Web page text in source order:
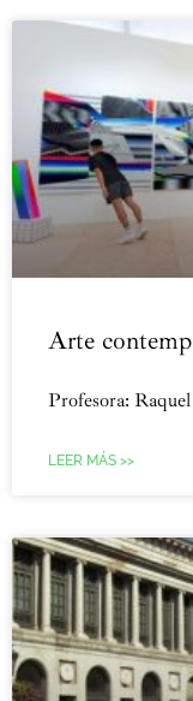
Arte
Profesora: Raquel
LEER MÁS >>